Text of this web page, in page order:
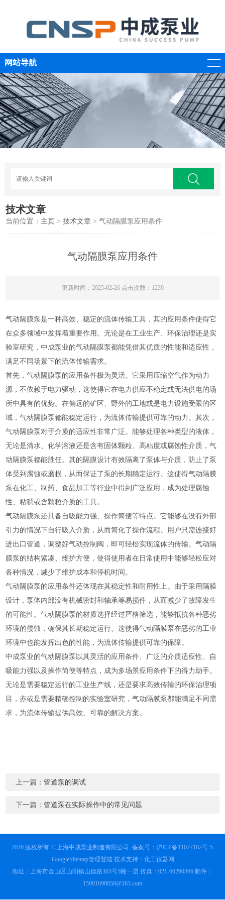
网站导航
技术文章
当前位置： 主页 >技术文章 > 气动隔膜泵应用条件
气动隔膜泵应用条件
更新时间：2025-02-26 点击次数：1239
气动隔膜泵是一种高效、稳定的流体传输工具，其的应用条件使得它
在众多领域中发挥着重要作用。无论是在工业生产、环保治理还是实
验室研究，中成泵业的气动隔膜泵都能凭借其优质的性能和适应性，
满足不同场景下的流体传输需求。
首先，气动隔膜泵的应用条件极为灵活。它采用压缩空气作为动力
源，不依赖于电力驱动，这使得它在电力供应不稳定或无法供电的场
所中具有的优势。在偏远的矿区、野外的工地或是电力设施受限的区
域，气动隔膜泵都能稳定运行，为流体传输提供可靠的动力。其次，
气动隔膜泵对于介质的适应性非常广泛。能够处理各种类型的液体，
无论是清水、化学溶液还是含有固体颗粒、高粘度或腐蚀性介质，气
动隔膜泵都能胜任。其的隔膜设计有效隔离了泵体与介质，防止了泵
体受到腐蚀或磨损，从而保证了泵的长期稳定运行。这使得气动隔膜
泵在化工、制药、食品加工等行业中得到广泛应用，成为处理腐蚀
性、粘稠或含颗粒介质的工具。
气动隔膜泵还具备自吸能力强、操作简便等特点。它能够在没有外部
引力的情况下自行吸入介质，从而简化了操作流程。用户只需连接好
进出口管道，调整好气动控制阀，即可轻松实现流体的传输。气动隔
膜泵的结构紧凑、维护方便，使得使用者在日常使用中能够轻松应对
各种情况，减少了维护成本和停机时间。
气动隔膜泵的应用条件还体现在其稳定性和耐用性上。由于采用隔膜
设计，泵体内部没有机械密封和轴承等易损件，从而减少了故障发生
的可能性。气动隔膜泵的材质选择经过严格筛选，能够抵抗各种恶劣
环境的侵蚀，确保其长期稳定运行。这使得气动隔膜泵在恶劣的工业
环境中也能发挥出色的性能，为流体传输提供可靠的保障。
中成泵业的气动隔膜泵以其灵活的应用条件、广泛的介质适应性、自
吸能力强以及操作简便等特点，成为多场景应用条件下的得力助手。
无论是需要稳定运行的工业生产线，还是要求高效传输的环保治理项
目，亦或是需要精确控制的实验室研究，气动隔膜泵都能满足不同需
求，为流体传输提供高效、可靠的解决方案。
上一篇：管道泵的调试
下一篇：管道泵在实际操作中的常见问题
2026 版权所有 © 上海中成泵业制造有限公司备案号：沪ICP备11027182号-5
GoogleSitemap管理登陆 技术支持：化工仪器网
地址：上海市金山区山阳镇山德路303号5幢一层 传真：021-66290366 邮件：
15901698658@163.com